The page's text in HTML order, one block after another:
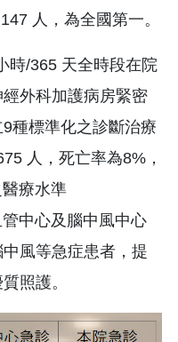
人，為全國第一。
時/365 天全時段在院
外科加護病房緊密
種標準化之診斷治療
人，死亡率為8%，
療水準
中心及腦中風中心
風等急症患者，提
照護。